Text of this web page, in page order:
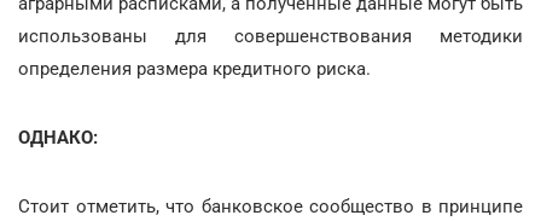
использованы для совершенствования методики
определения размера кредитного риска.
ОДНАКО:
Стоит отметить, что банковское сообщество в принципе